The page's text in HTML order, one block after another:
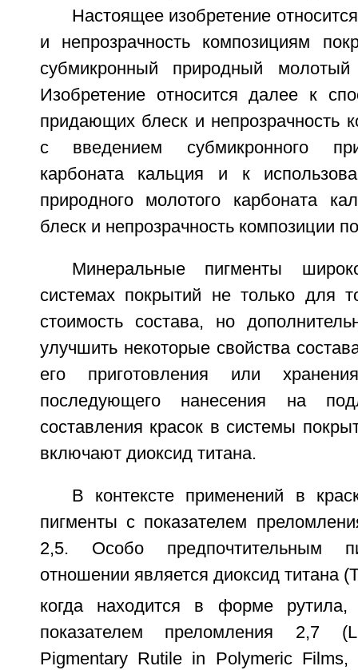
Настоящее изобретение
и непрозрачность композициям
субмикронный природный молотый
Изобретение относится далее к
придающих блеск и непрозрачность
с введением субмикронного
карбоната кальция и к
природного молотого карбоната
блеск и непрозрачность композиции
Минеральные пигменты
системах покрытий не только для
стоимость состава, но
улучшить некоторые свойства
его приготовления или
последующего нанесения на
составления красок в системы
включают диоксид титана.
В контексте применений в
пигменты с показателем
2,5. Особо предпочтительным
отношении является диоксид титана
когда находится в форме рутила,
показателем преломления 2,7
Pigmentary Rutile in Polymeric